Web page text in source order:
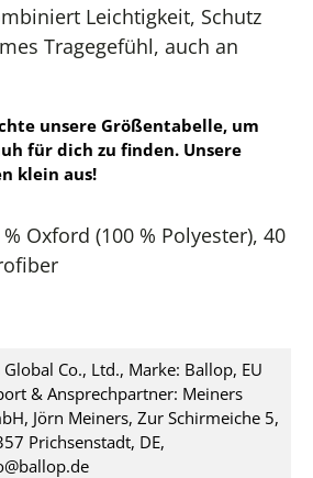
Leichtigkeit, Schutz
Tragegefühl, auch an
unsere Größentabelle, um
für dich zu finden. Unsere
klein aus!
Oxford (100 % Polyester), 40
Global Co., Ltd., Marke: Ballop, EU
& Ansprechpartner: Meiners
Jörn Meiners, Zur Schirmeiche 5,
Prichsenstadt, DE,